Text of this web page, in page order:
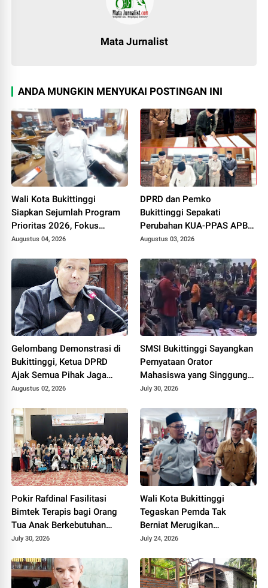
Mata Jurnalist
ANDA MUNGKIN MENYUKAI POSTINGAN INI
Wali Kota Bukittinggi
Siapkan Sejumlah Program
Prioritas 2026, Fokus
Pendidikan, Pariwisata, dan
Augustus 04, 2026
DPRD dan Pemko
Bukittinggi Sepakati
Perubahan KUA-PPAS APBD
2026, Jadi Dasar
APBD
Augustus 03, 2026
Gelombang Demonstrasi di
Bukittinggi, Ketua DPRD
Ajak Semua Pihak Jaga
Kondusivitas.
Augustus 02, 2026
SMSI Bukittinggi Sayangkan
Pernyataan Orator
Mahasiswa yang Singgung
Wartawan Saat Aksi
July 30, 2026
Pokir Rafdinal Fasilitasi
Bimtek Terapis bagi Orang
Tua Anak Berkebutuhan
Khusus, Perkuat
Rumah
July 30, 2026
Wali Kota Bukittinggi
Tegaskan Pemda Tak
Berniat Merugikan
Universitas Fort De Kock,
Diselesaikan Sesuai
Regulasi
July 24, 2026